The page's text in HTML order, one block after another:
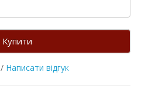
Купити
/ Написати відгук